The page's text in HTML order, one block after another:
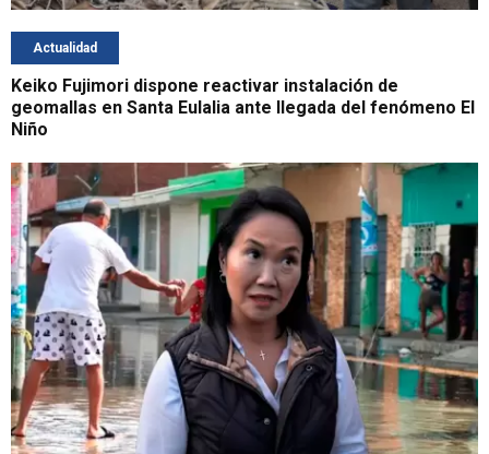
Actualidad
Keiko Fujimori dispone reactivar instalación de
geomallas en Santa Eulalia ante llegada del fenómeno El
Niño